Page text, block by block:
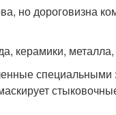
но дороговизна
керамики, металла,